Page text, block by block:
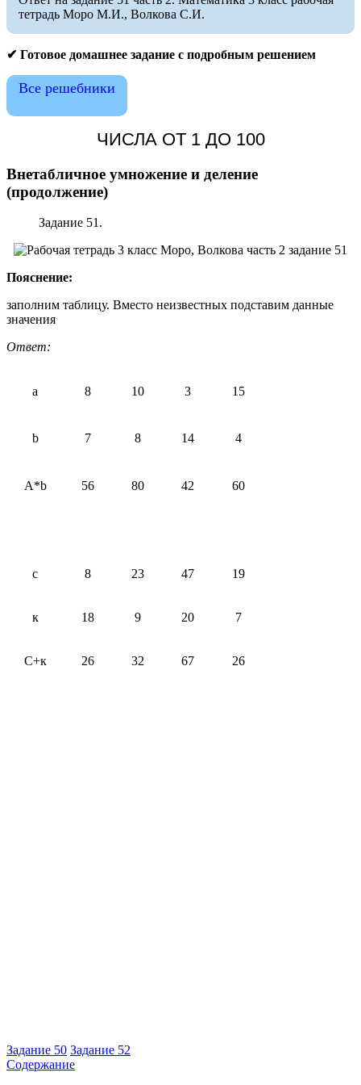
тетрадь Моро М.И., Волкова С.И.
✔ Готовое домашнее задание с подробным решением
Все решебники
ЧИСЛА ОТ 1 ДО 100
Внетабличное умножение и деление
(продолжение)
Задание 51.
Пояснение:
заполним таблицу. Вместо неизвестных подставим данные
значения
Ответ:
а 8 10 3 15
b 7 8 14 4
A*b 56 80 42 60
с 8 23 47 19
к 18 9 20 7
С+к 26 32 67 26
Задание 50 Задание 52
Содержание